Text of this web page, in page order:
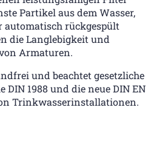
Partikel aus dem Wasser,
rückgespült
die Langlebigkeit und
Armaturen.
und beachtet gesetzliche
DIN 1988 und die neue DIN EN
Trinkwasserinstallationen.